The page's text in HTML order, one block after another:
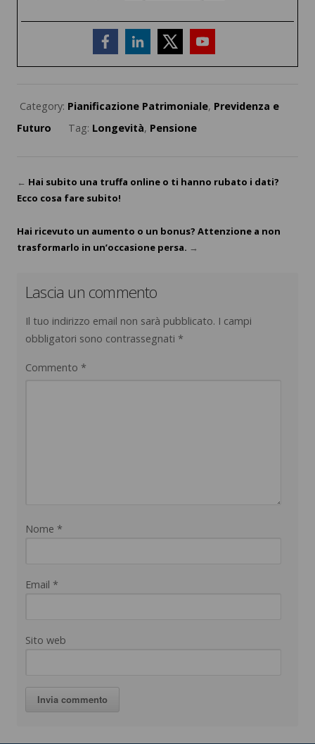
Category: Pianificazione Patrimoniale, Previdenza e
Futuro
Tag: Longevità, Pensione
← Hai subito una truffa online o ti hanno rubato i dati?
Ecco cosa fare subito!
Hai ricevuto un aumento o un bonus? Attenzione a non
trasformarlo in un’occasione persa. →
Lascia un commento
Il tuo indirizzo email non sarà pubblicato. I campi
obbligatori sono contrassegnati *
Commento *
Nome *
Email *
Sito web